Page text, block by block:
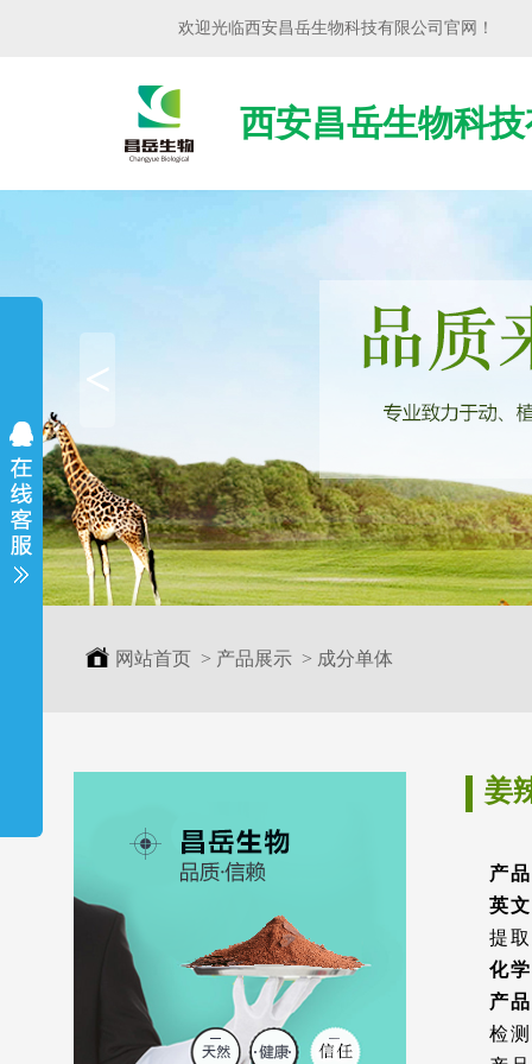
欢迎光临西安昌岳生物科技有限公司 官网！
西安昌岳生物科
<
网站首页 > 产品展示 > 成分单体
姜
产
英
提
化
产
检